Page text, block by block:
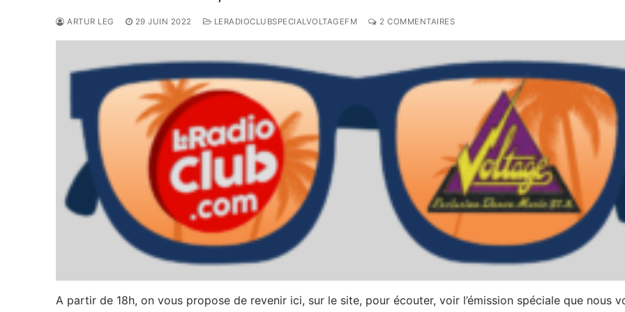
ARTUR LEG 29 JUIN 2022 LERADIOCLUBSPECIALVOLTAGEFM 2 COMMENTAIRES
A partir de 18h, on vous propose de revenir ici, sur le site, pour écouter, voir l’émission spéciale que nous